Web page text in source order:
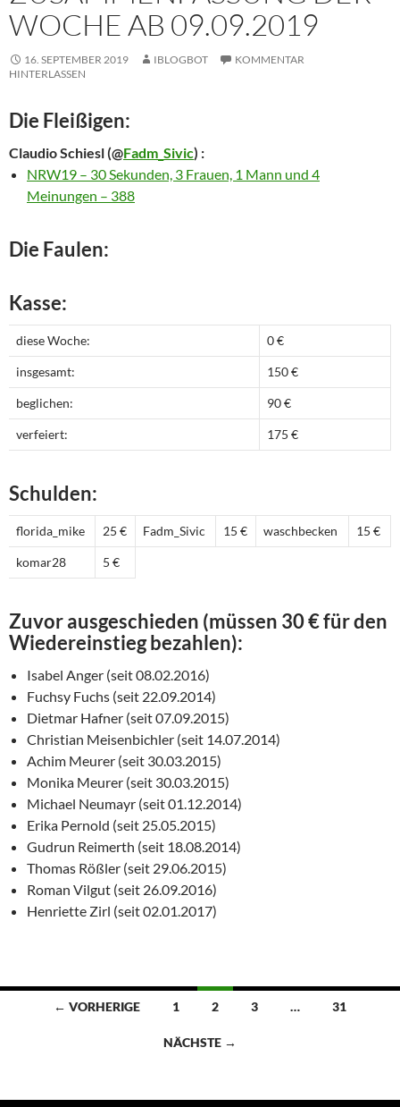
WOCHE AB 09.09.2019
16. SEPTEMBER 2019 IBLOGBOT
KOMMENTAR
HINTERLASSEN
Die Fleißigen:
Claudio Schiesl(@Fadm_Sivic) :
NRW19 – 30 Sekunden, 3 Frauen, 1 Mann und 4
Meinungen – 388
Die Faulen:
Kasse:
diese Woche: 0 €
insgesamt: 150 €
beglichen: 90 €
verfeiert: 175 €
Schulden:
florida_mike 25 € Fadm_Sivic 15 € waschbecken 15 €
komar28 5 €
Zuvor ausgeschieden (müssen 30 € für den
Wiedereinstieg bezahlen):
Isabel Anger (seit 08.02.2016)
Fuchsy Fuchs (seit 22.09.2014)
Dietmar Hafner (seit 07.09.2015)
Christian Meisenbichler (seit 14.07.2014)
Achim Meurer (seit 30.03.2015)
Monika Meurer (seit 30.03.2015)
Michael Neumayr (seit 01.12.2014)
Erika Pernold (seit 25.05.2015)
Gudrun Reimerth (seit 18.08.2014)
Thomas Rößler (seit 29.06.2015)
Roman Vilgut (seit 26.09.2016)
Henriette Zirl (seit 02.01.2017)
Beitragsnavigation
← VORHERIGE 1 2 3 … 31
NÄCHSTE →